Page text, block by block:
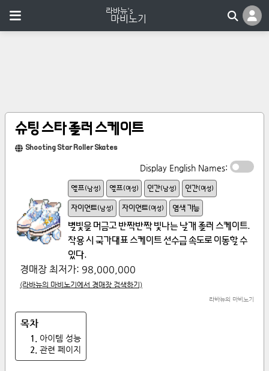
슈팅 스타 롤러 스케이트
Shooting Star Roller Skates
Display English Names:
엘프(남성) 엘프(여성) 인간(남성) 인간(여성)
자이언트(남성) 자이언트(여성) 염색 가능
별빛을 머금고 반짝반짝 빛나는 날개 롤러 스케이트.
착용 시 국가대표 스케이트 선수급 속도로 이동할 수
있다.
경매장 최저가: 98,000,000
(라바뉴의 마비노기에서 경매장 검색하기)
라바뉴의 마비노기
1
아이템 성능
2 관련 페이지